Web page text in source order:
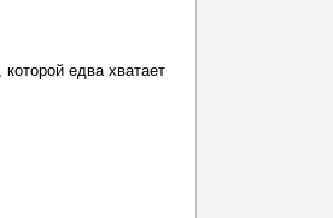
едва хватает